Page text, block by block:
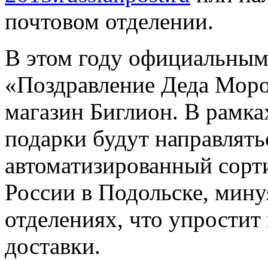
почтовом отделении.
В этом году
«Поздравление Деда
магазин Биглион. В
подарки будут
автоматизированный
России в Подольске,
отделениях, что
доставки.